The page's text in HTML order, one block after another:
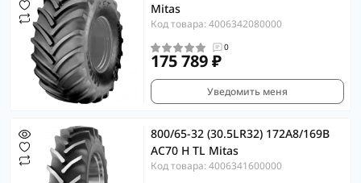
Mitas
Код товара: 4006342080000
0
175 789 ₽
Уведомить меня
800/65-32 (30.5LR32) 172A8/169B
AC70 H TL Mitas
Код товара: 4006341600000